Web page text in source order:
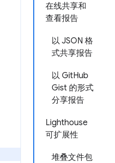
在线共享和
查看报告
以 JSON 格
式共享报告
以 GitHub
Gist 的形式
分享报告
Lighthouse
可扩展性
堆叠文件包